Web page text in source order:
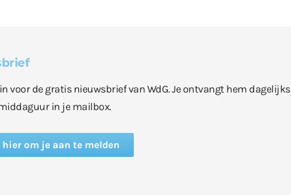
voor de gratis nieuwsbrief van WdG. Je ontvangt hem dagelijks
in je mailbox.
om je aan te melden